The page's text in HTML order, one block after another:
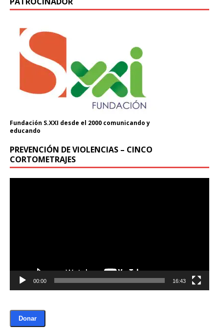
Fundación S.XXI desde el 2000 comunicando y
educando
PREVENCIÓN DE VIOLENCIAS – CINCO
CORTOMETRAJES
00:00 16:43
$1.00
Donar